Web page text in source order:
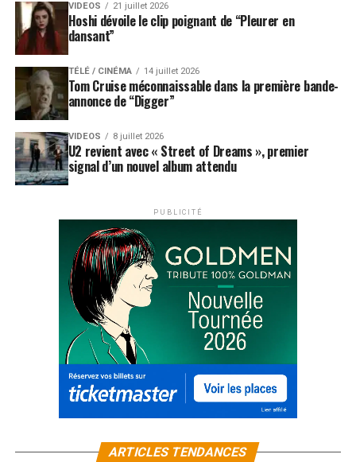
VIDEOS 21 juillet 2026
Hoshi dévoile le clip poignant de “Pleurer en
dansant”
TÉLÉ / CINÉMA 14 juillet 2026
Tom Cruise méconnaissable dans la première bande-
annonce de “Digger”
VIDEOS 8 juillet 2026
U2 revient avec « Street of Dreams », premier
signal d’un nouvel album attendu
PUBLICITÉ
ARTICLES TENDANCES